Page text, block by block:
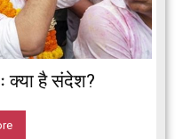
क्या है संदेश?